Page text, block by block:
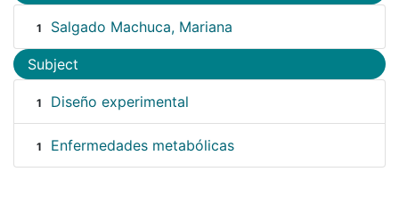
1 Salgado Machuca, Mariana
Subject
1 Diseño experimental
1 Enfermedades metabólicas